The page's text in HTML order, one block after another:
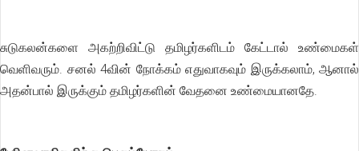
சுடுகலன்களை அகற்றிவிட்டு தமிழர்களிடம் கேட்டால் உண்மைகள்
வெளிவரும். சனல் 4வின் நோக்கம் எதுவாகவும் இருக்கலாம், ஆனால்
அதன்பால் இருக்கும் தமிழர்களின் வேதனை உண்மையானதே.